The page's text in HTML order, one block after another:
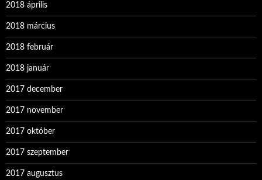
2018 április
2018 március
2018 február
2018 január
2017 december
2017 november
2017 október
2017 szeptember
2017 augusztus